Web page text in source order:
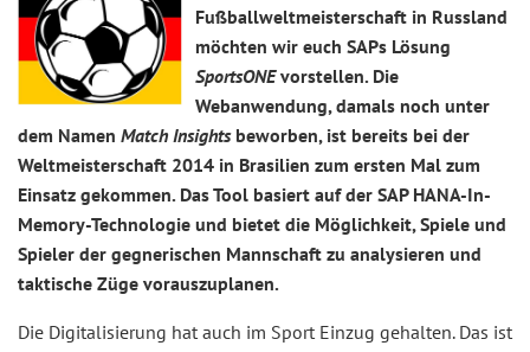
Fußballweltmeisterschaft in Russland
möchten wir euch SAPs Lösung
SportsONEvorstellen. Die
Webanwendung, damals noch unter
dem Namen Match Insightsbeworben, ist bereits bei der
Weltmeisterschaft 2014 in Brasilien zum ersten Mal zum
Einsatz gekommen. Das Tool basiert auf der SAP HANA-In-
Memory-Technologie und bietet die Möglichkeit, Spiele und
Spieler der gegnerischen Mannschaft zu analysieren und
taktische Züge vorauszuplanen.
Die Digitalisierung hat auch im Sport Einzug gehalten. Das ist